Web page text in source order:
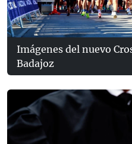
Imágenes del nuevo
Badajoz